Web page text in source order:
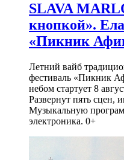
SLAVA
кнопкой».
«Пикник
Летний вайб
фестиваль «Пикник
небом стартует 8
Развернут пять сцен,
Музыкальную
электроника. 0+